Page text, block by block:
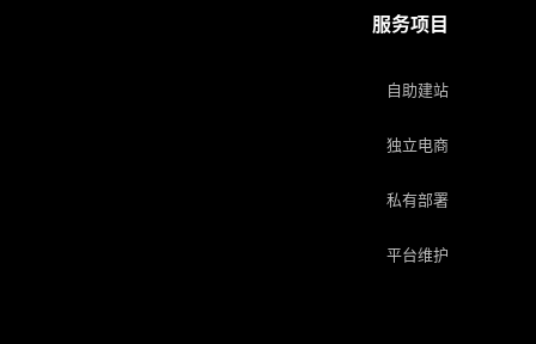
服务项目
自助建站
独立电商
私有部署
平台维护